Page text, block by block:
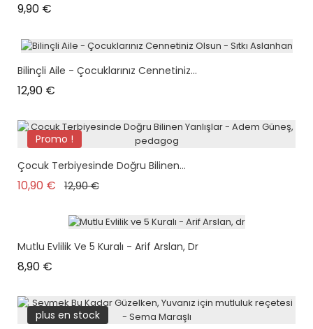
9,90 €
Bilinçli Aile - Çocuklarınız Cennetiniz...
12,90 €
Promo !
Çocuk Terbiyesinde Doğru Bilinen...
10,90 € Prix de base
12,90 €Prix
Mutlu Evlilik Ve 5 Kuralı - Arif Arslan, Dr
8,90 €
plus en stock